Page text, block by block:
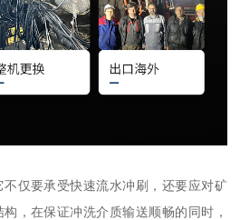
仅要承受快速流水冲刷，还要应对矿
，在保证冲洗介质输送顺畅的同时，